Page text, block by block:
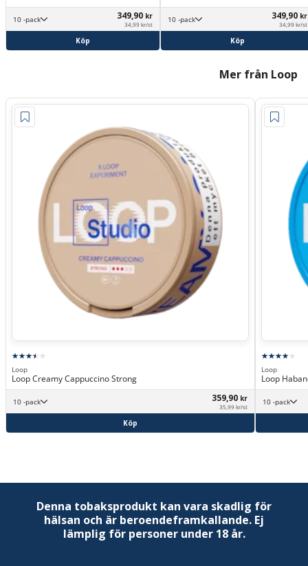
10 -pack 349,90 kr
34,99 kr/st
Köp
10 -pack 349,90 kr
34,99 kr/st
Köp
Mer från Loop
Loop
Loop Creamy Cappuccino Strong
10 -pack 359,90 kr
35,99 kr/st
Köp
Loop
Loop
10 -pack
Denna tobaksprodukt kan vara skadlig för
hälsan och är beroendeframkallande. Ej
lämplig för personer under 18 år.